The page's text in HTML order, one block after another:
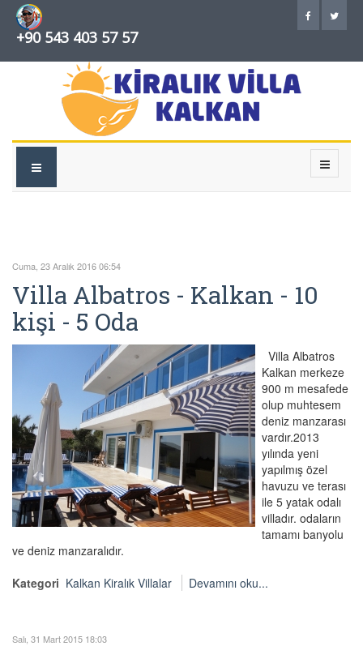
+90 543 403 57 57
Cuma, 23 Aralık 2016 06:54
Villa Albatros - Kalkan - 10
kişi - 5 Oda
Villa Albatros
Kalkan merkeze
900 m mesafede
olup muhtesem
deniz manzarası
vardır.2013
yılında yeni
yapılmış özel
havuzu ve terası
ile 5 yatak odalı
villadır. odaların
tamamı banyolu
ve deniz manzaralıdır.
Kategori Kalkan Kiralık Villalar Devamını oku...
Salı, 31 Mart 2015 18:03